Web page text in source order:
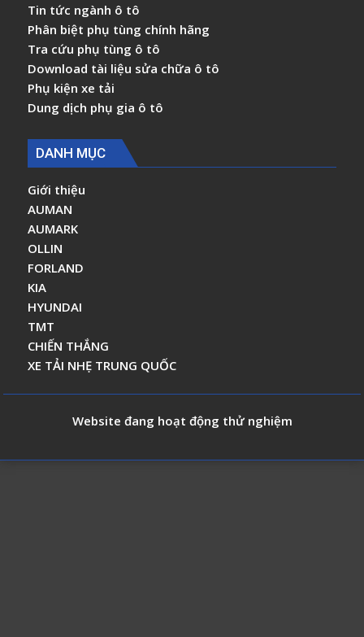
Tin tức ngành ô tô
Phân biệt phụ tùng chính hãng
Tra cứu phụ tùng ô tô
Download tài liệu sửa chữa ô tô
Phụ kiện xe tải
Dung dịch phụ gia ô tô
DANH MỤC
Giới thiệu
AUMAN
AUMARK
OLLIN
FORLAND
KIA
HYUNDAI
TMT
CHIẾN THẮNG
XE TẢI NHẸ TRUNG QUỐC
Website đang hoạt động thử nghiệm